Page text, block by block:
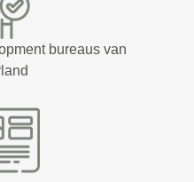
bureaus van